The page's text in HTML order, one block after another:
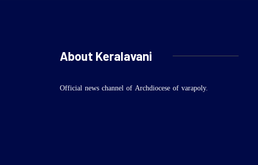
About Keralavani
Official news channel of Archdiocese of varapoly.